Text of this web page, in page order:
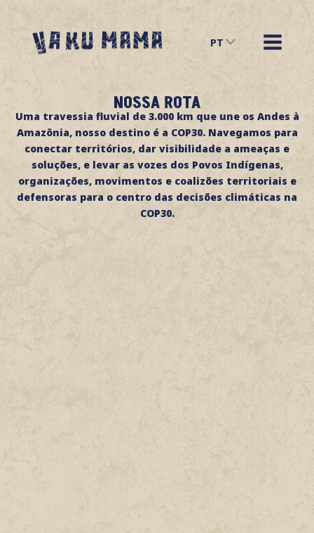
para
conteúdo
PT
NOSSA ROTA
Uma travessia fluvial de 3.000 km que une os Andes à
Amazônia, nosso destino é a COP30. Navegamos para
conectar territórios, dar visibilidade a ameaças e
soluções, e levar as vozes dos Povos Indígenas,
organizações, movimentos e coalizões territoriais e
defensoras para o centro das decisões climáticas na
COP30.